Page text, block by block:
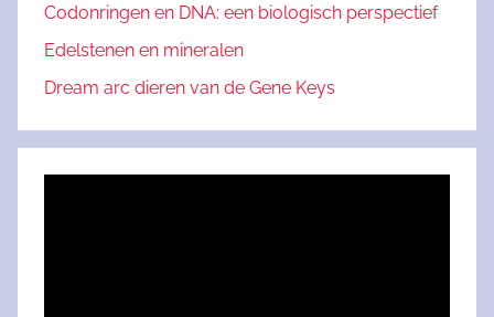
Codonringen en DNA: een biologisch perspectief
Edelstenen en mineralen
Dream arc dieren van de Gene Keys